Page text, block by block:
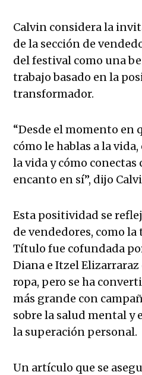
Calvin considera la
de la sección de
del festival como una
trabajo basado en la
transformador.
“Desde el momento en
cómo le hablas a la
la vida y cómo conectas
encanto en sí”, dijo
Esta positividad se
de vendedores, como
Título fue cofundada
Diana e Itzel
ropa, pero se ha
más grande con
sobre la salud mental y
la superación personal.
Un artículo que se